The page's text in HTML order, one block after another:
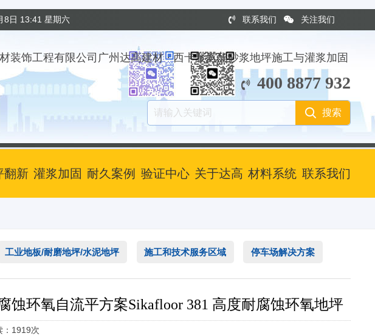
8日 13:41 星期六 联系我们 关注我们
广州达高建材 · 西卡聚氨酯砂浆地坪施工与灌浆加固
400 8877 932
翻新 灌浆加固 耐久案例 验证中心 关于达高 材料系统 联系我们
工业地板/耐磨地坪/水泥地坪 施工和技术服务区域 停车场解决方案
蚀环氧自流平方案Sikafloor 381 高度耐腐蚀环氧地坪
1919次